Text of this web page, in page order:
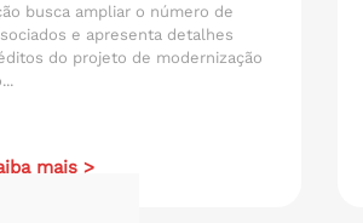
busca ampliar o número de
e apresenta detalhes
do projeto de modernização
mais >